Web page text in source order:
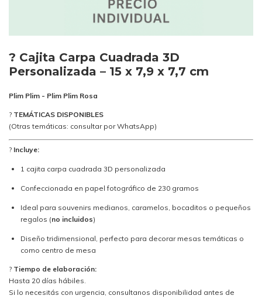
? Cajita Carpa Cuadrada 3D
Personalizada – 15 x 7,9 x 7,7 cm
Plim Plim - Plim Plim Rosa
? TEMÁTICAS DISPONIBLES
(Otras temáticas: consultar por WhatsApp)
? Incluye:
1 cajita carpa cuadrada 3D personalizada
Confeccionada en papel fotográfico de 230 gramos
Ideal para souvenirs medianos, caramelos, bocaditos o pequeños
regalos (no incluidos)
Diseño tridimensional, perfecto para decorar mesas temáticas o
como centro de mesa
? Tiempo de elaboración:
Hasta 20 días hábiles.
Si lo necesitás con urgencia, consultanos disponibilidad antes de